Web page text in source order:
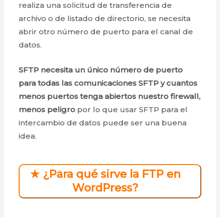
realiza una solicitud de transferencia de
archivo o de listado de directorio, se necesita
abrir otro número de puerto para el canal de
datos.
SFTP necesita un único número de puerto
para todas las comunicaciones SFTP y cuantos
menos puertos tenga abiertos nuestro firewall,
menos peligro por lo que usar SFTP para el
intercambio de datos puede ser una buena
idea.
★ ¿Para qué sirve la FTP en
WordPress?